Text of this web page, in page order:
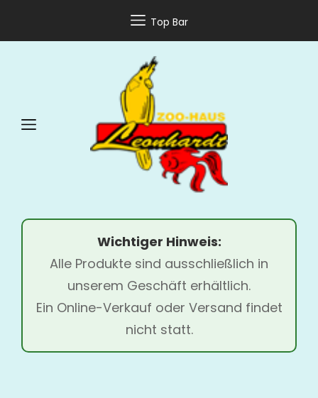
Top Bar
Wichtiger Hinweis:
Alle Produkte sind ausschließlich in
unserem Geschäft erhältlich.
Ein Online-Verkauf oder Versand findet
nicht statt.